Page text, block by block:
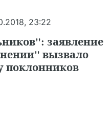
23:22
заявление
вызвало
поклонников